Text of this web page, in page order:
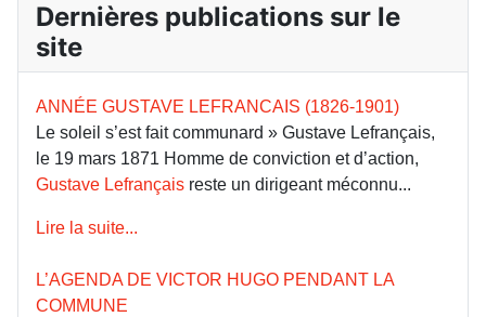
Dernières publications sur le
site
ANNÉE GUSTAVE LEFRANCAIS (1826-1901)
Le soleil s’est fait communard » Gustave Lefrançais,
le 19 mars 1871 Homme de conviction et d’action,
Gustave Lefrançais reste un dirigeant méconnu...
Lire la suite...
L’AGENDA DE VICTOR HUGO PENDANT LA
COMMUNE